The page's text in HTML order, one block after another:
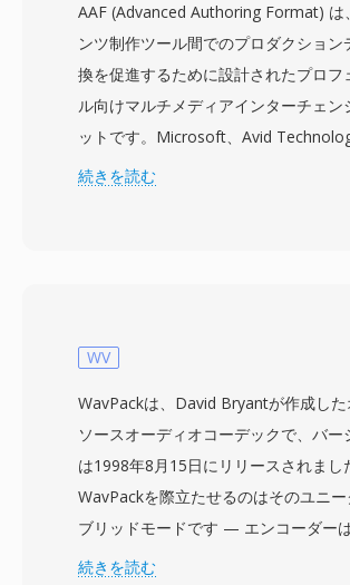
AAF (Advanced Authoring Format) は
ンツ制作ツール間でのプロダクション
換を促進するために設計されたプロフ
ル向けマルチメディアインターチェン
ットです。Microsoft、Avid
Adobe Systemsを含むコンソーシアム
ン構造も保持する豊富なメタデータフ
なる編集システム間を移動する際に、
フォーマットでは失われてしまう複雑
を保持する必要があるポストプロダク
クフローで特に価値があります。AAF
メディアと参照メディアの両方をサポ
べてを単一ファイルにまとめるか、リ
続きを読む
WV
WavPackは、David Bryantが作成した
ソースオーディオコーデックで、バー
は1998年8月15日にリリースされまし
WavPackを際立たせるのはそのユニー
ブリッドモードです — エンコーダー
トな非可逆ファイルと、組み合わせる
続きを読む